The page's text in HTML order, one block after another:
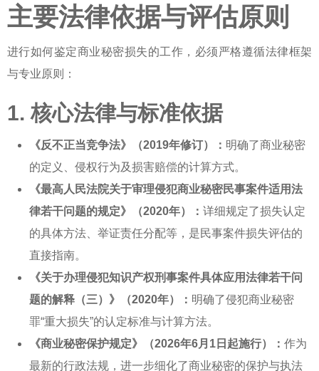
主要法律依据与评估原则
进行如何鉴定商业秘密损失的工作，必须严格遵循法律框架
与专业原则：
1. 核心法律与标准依据
《反不正当竞争法》（2019年修订）： 明确了商业秘密
的定义、侵权行为及损害赔偿的计算方式。
《最高人民法院关于审理侵犯商业秘密民事案件适用法
律若干问题的规定》（2020年）：详细规定了损失认定
的具体方法、举证责任分配等，是民事案件损失评估的
直接指南。
《关于办理侵犯知识产权刑事案件具体应用法律若干问
题的解释（三）》（2020年）： 明确了侵犯商业秘密
罪“重大损失”的认定标准与计算方法。
《商业秘密保护规定》（2026年6月1日起施行）：作为
最新的行政法规，进一步细化了商业秘密的保护与执法